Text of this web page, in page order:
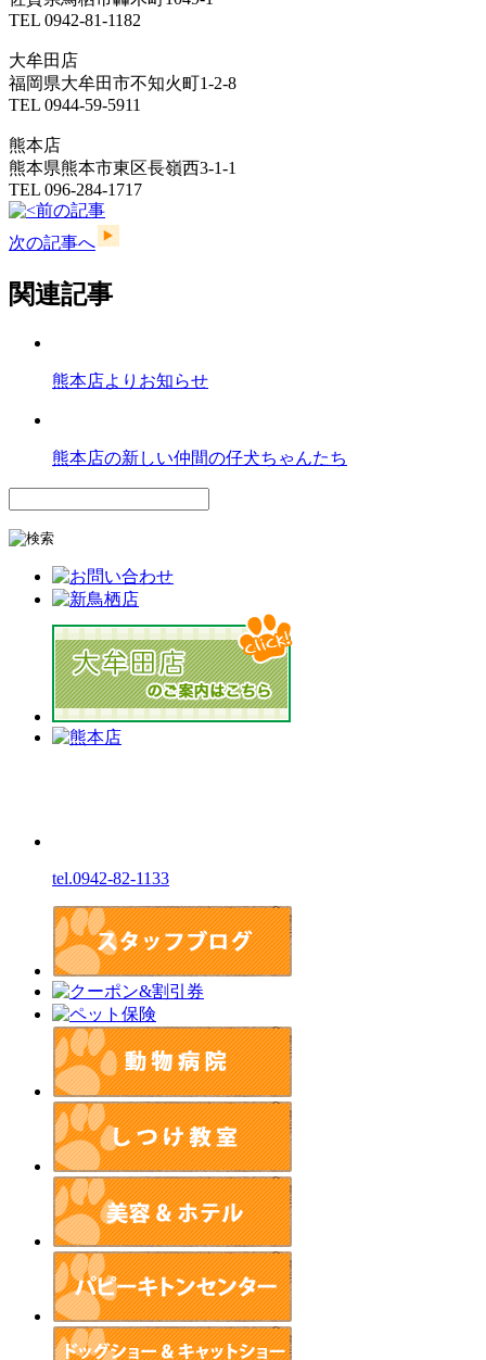
TEL 0942-81-1182
大牟田店
福岡県大牟田市不知火町1-2-8
TEL 0944-59-5911
熊本店
熊本県熊本市東区長嶺西3-1-1
TEL 096-284-1717
前の記事
次の記事へ
関連記事
熊本店よりお知らせ
熊本店の新しい仲間の仔犬ちゃんたち
tel.0942-82-1133